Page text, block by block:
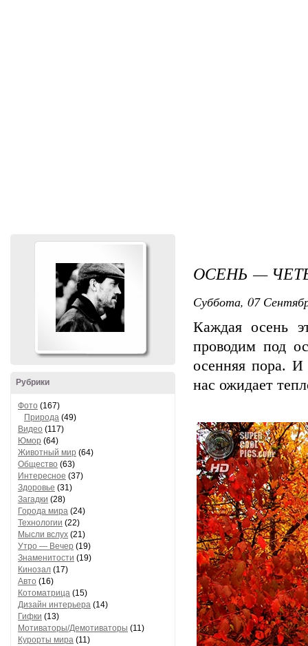
Рубрики
Фото (167)
Природа (49)
Видео (117)
Юмор (64)
Животный мир (64)
Общество (63)
Интересное (37)
Здоровье (31)
Загадки (28)
Города мира (24)
Технологии (22)
Мысли вслух (21)
Утро — Вечер (19)
Знаменитости (19)
Кинозал (17)
Авто (16)
Котоматрица (15)
Дизайн интерьера (14)
Гифки (13)
Мотиваторы/Демотиваторы (11)
Курорты мира (11)
ОСЕНЬ —
Суббота, 07
Каждая осень
проводим под
осенняя пора. И
нас ожидает